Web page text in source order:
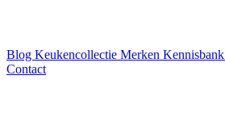
Blog Keukencollectie Merken Kennisbank
Contact